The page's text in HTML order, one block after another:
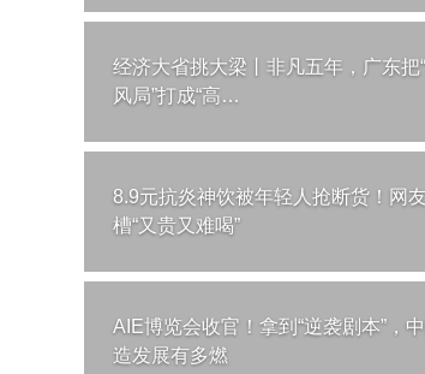
经济大省挑大梁丨非凡五年，广东把
风局”打成“高…
8.9元抗炎神饮被年轻人抢断货！网
槽“又贵又难喝”
AIE博览会收官！拿到“逆袭剧本”，
造发展有多燃